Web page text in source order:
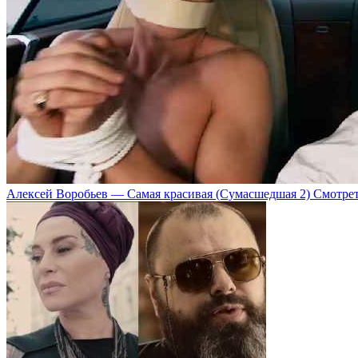
Алексей Воробьев — Самая красивая (Сумасшедшая 2)